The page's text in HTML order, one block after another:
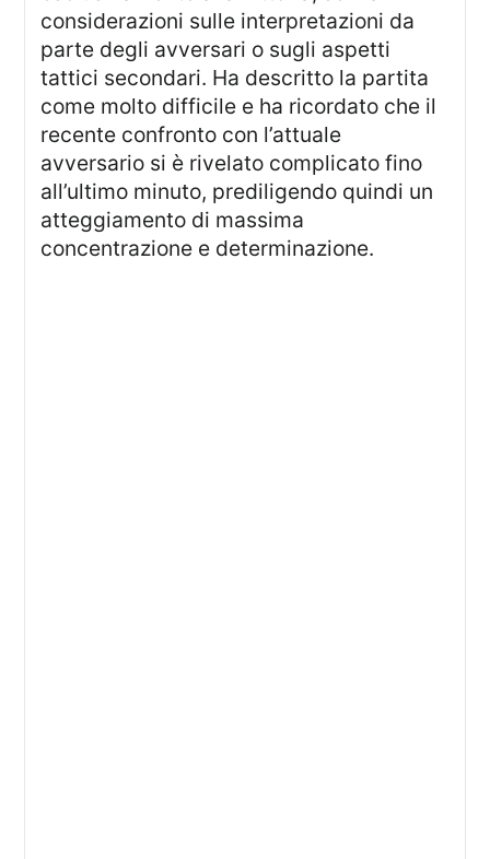
considerazioni sulle interpretazioni da
parte degli avversari o sugli aspetti
tattici secondari. Ha descritto la partita
come molto difficile e ha ricordato che il
recente confronto con l’attuale
avversario si è rivelato complicato fino
all’ultimo minuto, prediligendo quindi un
atteggiamento di massima
concentrazione e determinazione.